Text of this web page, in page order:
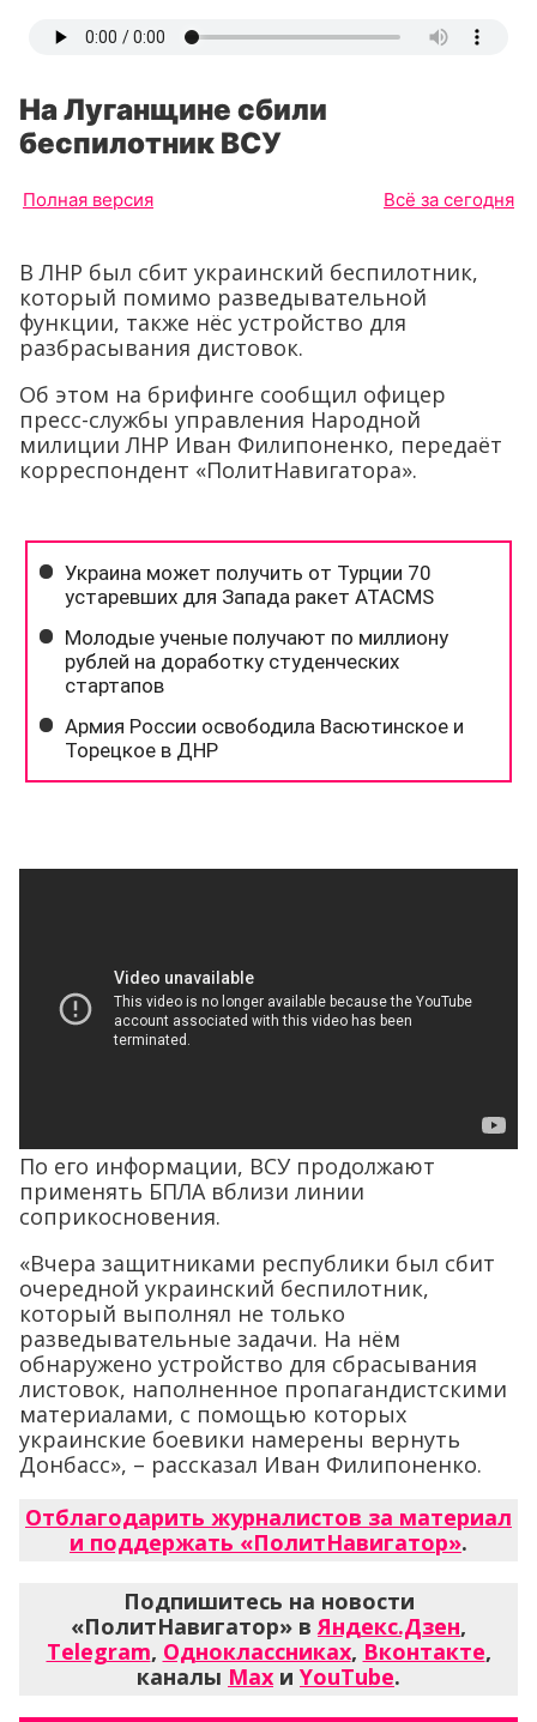
На Луганщине сбили
беспилотник ВСУ
Полная версия Всё за сегодня
В ЛНР был сбит украинский беспилотник,
который помимо разведывательной
функции, также нёс устройство для
разбрасывания дистовок.
Об этом на брифинге сообщил офицер
пресс-службы управления Народной
милиции ЛНР Иван Филипоненко, передаёт
корреспондент «ПолитНавигатора».
По его информации, ВСУ продолжают
применять БПЛА вблизи линии
соприкосновения.
«Вчера защитниками республики был сбит
очередной украинский беспилотник,
который выполнял не только
разведывательные задачи. На нём
обнаружено устройство для сбрасывания
листовок, наполненное пропагандистскими
материалами, с помощью которых
украинские боевики намерены вернуть
Донбасс», – рассказал Иван Филипоненко.
Отблагодарить журналистов за материал
и поддержать «ПолитНавигатор».
Подпишитесь на новости
«ПолитНавигатор» вЯндекс.Дзен,
Telegram, Одноклассниках, Вконтакте,
каналы Max и YouTube.